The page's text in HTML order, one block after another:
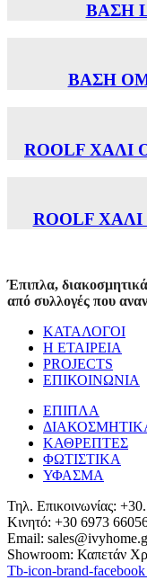
ΒΑΣΗ
ΒΑΣΗ
ROOLF ΧΑΛΙ
ROOLF ΧΑΛΙ
Έπιπλα,
από συλλογές που
ΚΑΤΑΛΟΓΟΙ
Η ΕΤΑΙΡΕΙΑ
PROJECTS
ΕΠΙΚΟΙΝΩΝΙΑ
ΕΠΙΠΛΑ
ΚΑΘΡΕΠΤΕΣ
ΦΩΤΙΣΤΙΚΑ
ΥΦΑΣΜΑ
Τηλ. Επικοινωνίας:
Κινητό: +30 6973
Email:
Showroom: Καπετάν
Tb-icon-brand-facebook